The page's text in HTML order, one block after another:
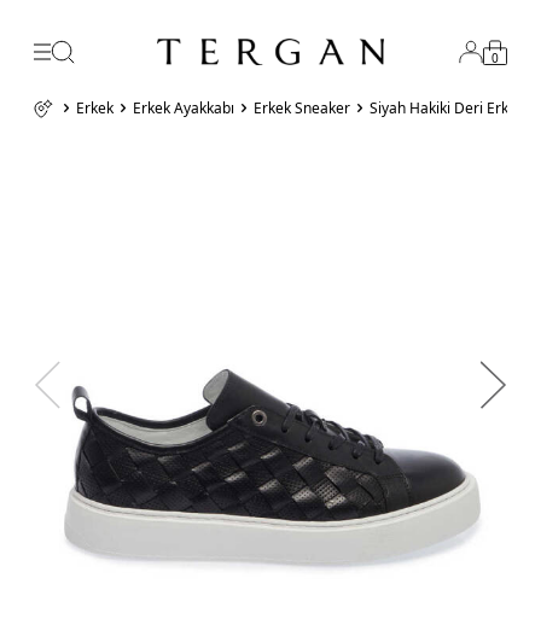
0
Erkek Erkek Ayakkabı Erkek Sneaker Siyah Hakiki Deri Erkek